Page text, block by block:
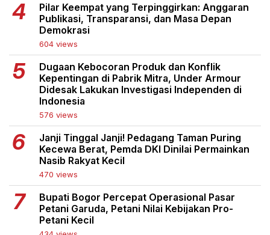
Pilar Keempat yang Terpinggirkan: Anggaran
Publikasi, Transparansi, dan Masa Depan
Demokrasi
604 views
Dugaan Kebocoran Produk dan Konflik
Kepentingan di Pabrik Mitra, Under Armour
Didesak Lakukan Investigasi Independen di
Indonesia
576 views
Janji Tinggal Janji! Pedagang Taman Puring
Kecewa Berat, Pemda DKI Dinilai Permainkan
Nasib Rakyat Kecil
470 views
Bupati Bogor Percepat Operasional Pasar
Petani Garuda, Petani Nilai Kebijakan Pro-
Petani Kecil